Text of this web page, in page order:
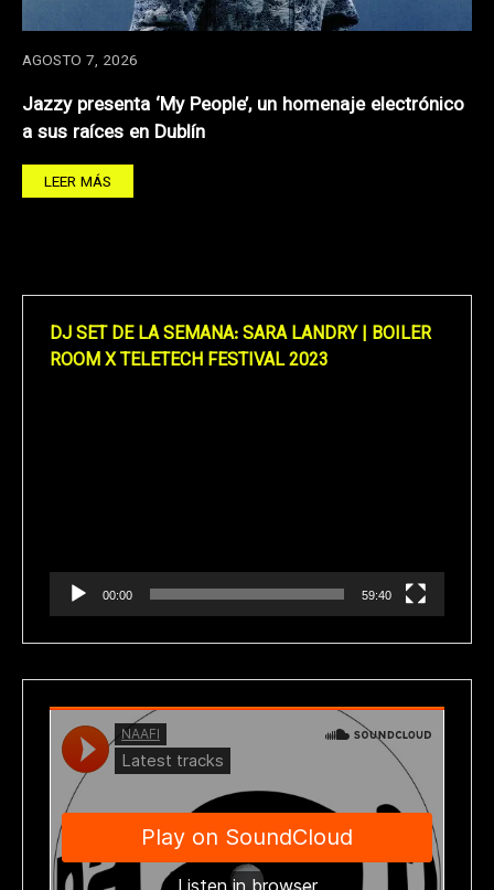
AGOSTO 7, 2026
Jazzy presenta ‘My People’, un homenaje electrónico
a sus raíces en Dublín
LEER MÁS
DJ SET DE LA SEMANA: SARA LANDRY | BOILER
ROOM X TELETECH FESTIVAL 2023
00:00 59:40